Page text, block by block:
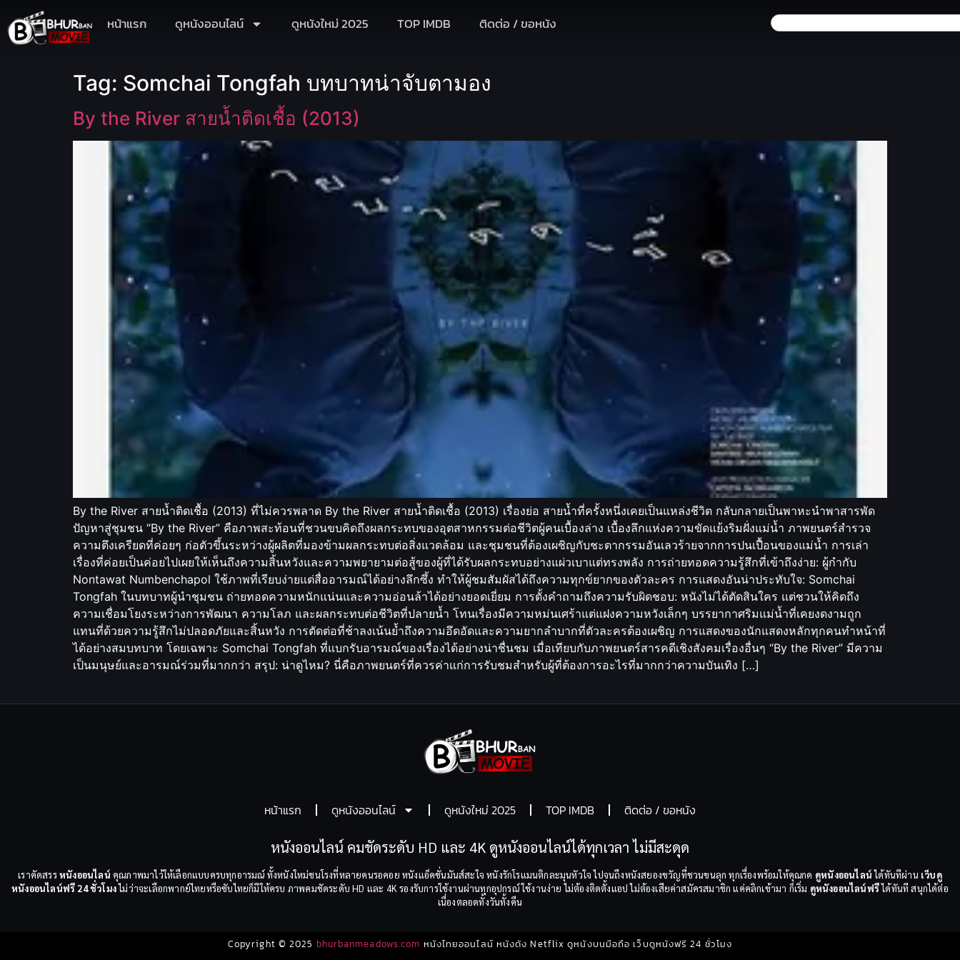
หน้าแรก ดูหนังออนไลน์ ดูหนังใหม่ 2025 TOP IMDB ติดต่อ / ขอหนัง
Tag: Somchai Tongfah บทบาทน่าจับตามอง
By the River สายน้ำติดเชื้อ (2013)
By the River สายน้ำติดเชื้อ (2013) ที่ไม่ควรพลาด By the River สายน้ำติดเชื้อ (2013) เรื่องย่อ สายน้ำที่ครั้งหนึ่งเคยเป็นแหล่งชีวิต กลับกลายเป็นพาหะนำพาสารพัด
ปัญหาสู่ชุมชน “By the River” คือภาพสะท้อนที่ชวนขบคิดถึงผลกระทบของอุตสาหกรรมต่อชีวิตผู้คนเบื้องล่าง เบื้องลึกแห่งความขัดแย้งริมฝั่งแม่น้ำ ภาพยนตร์สำรวจ
ความตึงเครียดที่ค่อยๆ ก่อตัวขึ้นระหว่างผู้ผลิตที่มองข้ามผลกระทบต่อสิ่งแวดล้อม และชุมชนที่ต้องเผชิญกับชะตากรรมอันเลวร้ายจากการปนเปื้อนของแม่น้ำ การเล่า
เรื่องที่ค่อยเป็นค่อยไปเผยให้เห็นถึงความสิ้นหวังและความพยายามต่อสู้ของผู้ที่ได้รับผลกระทบอย่างแผ่วเบาแต่ทรงพลัง การถ่ายทอดความรู้สึกที่เข้าถึงง่าย: ผู้กำกับ
Nontawat Numbenchapol ใช้ภาพที่เรียบง่ายแต่สื่ออารมณ์ได้อย่างลึกซึ้ง ทำให้ผู้ชมสัมผัสได้ถึงความทุกข์ยากของตัวละคร การแสดงอันน่าประทับใจ: Somchai
Tongfah ในบทบาทผู้นำชุมชน ถ่ายทอดความหนักแน่นและความอ่อนล้าได้อย่างยอดเยี่ยม การตั้งคำถามถึงความรับผิดชอบ: หนังไม่ได้ตัดสินใคร แต่ชวนให้คิดถึง
ความเชื่อมโยงระหว่างการพัฒนา ความโลภ และผลกระทบต่อชีวิตที่ปลายน้ำ โทนเรื่องมีความหม่นเศร้าแต่แฝงความหวังเล็กๆ บรรยากาศริมแม่น้ำที่เคยงดงามถูก
แทนที่ด้วยความรู้สึกไม่ปลอดภัยและสิ้นหวัง การตัดต่อที่ช้าลงเน้นย้ำถึงความอึดอัดและความยากลำบากที่ตัวละครต้องเผชิญ การแสดงของนักแสดงหลักทุกคนทำหน้าที่
ได้อย่างสมบทบาท โดยเฉพาะ Somchai Tongfah ที่แบกรับอารมณ์ของเรื่องได้อย่างน่าชื่นชม เมื่อเทียบกับภาพยนตร์สารคดีเชิงสังคมเรื่องอื่นๆ “By the River” มีความ
เป็นมนุษย์และอารมณ์ร่วมที่มากกว่า สรุป: น่าดูไหม? นี่คือภาพยนตร์ที่ควรค่าแก่การรับชมสำหรับผู้ที่ต้องการอะไรที่มากกว่าความบันเทิง […]
หน้าแรก ดูหนังออนไลน์ ดูหนังใหม่ 2025 TOP IMDB ติดต่อ / ขอหนัง
หนังออนไลน์ คมชัดระดับ HD และ 4K ดูหนังออนไลน์ได้ทุกเวลา ไม่มีสะดุด
เราคัดสรรหนังออนไลน์ คุณภาพมาไว้ให้เลือกแบบครบทุกอารมณ์ ทั้งหนังใหม่ชนโรงที่หลายคนรอคอย หนังแอ็คชั่นมันส์สะใจ หนังรักโรแมนติกละมุนหัวใจ ไปจนถึงหนังสยองขวัญที่ชวนขนลุก ทุกเรื่องพร้อมให้คุณกด ดูหนังออนไลน์ได้ทันทีผ่าน เว็บดู
หนังออนไลน์ฟรี 24 ชั่วโมงไม่ว่าจะเลือกพากย์ไทยหรือซับไทยก็มีให้ครบ ภาพคมชัดระดับ HD และ 4K รองรับการใช้งานผ่านทุกอุปกรณ์ ใช้งานง่าย ไม่ต้องติดตั้งแอป ไม่ต้องเสียค่าสมัครสมาชิก แค่คลิกเข้ามา ก็เริ่ม ดูหนังออนไลน์ฟรีได้ทันที สนุกได้ต่อ
เนื่องตลอดทั้งวันทั้งคืน
Copyright © 2025 bhurbanmeadows.com หนังไทยออนไลน์ หนังดัง Netflix ดูหนังบนมือถือ เว็บดูหนังฟรี 24 ชั่วโมง